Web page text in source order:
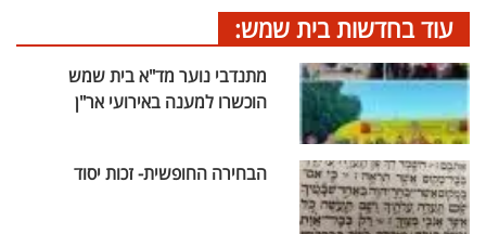
עוד בחדשות בית שמש:
מתנדבי נוער מד"א בית שמש
הוכשרו למענה באירועי אר"ן
הבחירה החופשית- זכות יסוד